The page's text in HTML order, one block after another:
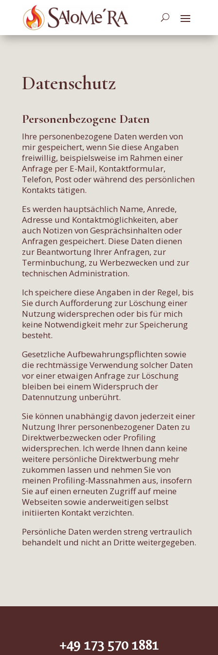
Datenschutz
Personenbezogene Daten
Ihre personenbezogene Daten werden von
mir gespeichert, wenn Sie diese Angaben
freiwillig, beispielsweise im Rahmen einer
Anfrage per E-Mail, Kontaktformular,
Telefon, Post oder während des persönlichen
Kontakts tätigen.
Es werden hauptsächlich Name, Anrede,
Adresse und Kontaktmöglichkeiten, aber
auch Notizen von Gesprächsinhalten oder
Anfragen gespeichert. Diese Daten dienen
zur Beantwortung Ihrer Anfragen, zur
Terminbuchung, zu Werbezwecken und zur
technischen Administration.
Ich speichere diese Angaben in der Regel, bis
Sie durch Aufforderung zur Löschung einer
Nutzung widersprechen oder bis für mich
keine Notwendigkeit mehr zur Speicherung
besteht.
Gesetzliche Aufbewahrungspflichten sowie
die rechtmässige Verwendung solcher Daten
vor einer etwaigen Anfrage zur Löschung
bleiben bei einem Widerspruch der
Datennutzung unberührt.
Sie können unabhängig davon jederzeit einer
Nutzung Ihrer personenbezogener Daten zu
Direktwerbezwecken oder Profiling
widersprechen. Ich werde Ihnen dann keine
weitere persönliche Direktwerbung mehr
zukommen lassen und nehmen Sie von
meinen Profiling-Massnahmen aus, insofern
Sie auf einen erneuten Zugriff auf meine
Webseiten sowie anderweitigen selbst
initiierten Kontakt verzichten.
Persönliche Daten werden streng vertraulich
behandelt und nicht an Dritte weitergegeben.
+49 173 570 1881